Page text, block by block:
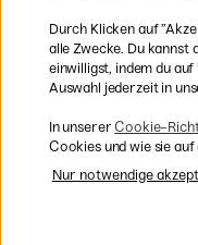
Sichere Bezahlung
Durch Klicken auf
alle Zwecke. Du kannst
einwilligst, indem du auf
Auswahl jederzeit in
In unsererCookie-
Cookies und wie sie
Nur notwendige